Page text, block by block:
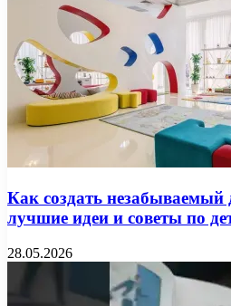
Как создать незабываемый
лучшие идеи и советы по
28.05.2026